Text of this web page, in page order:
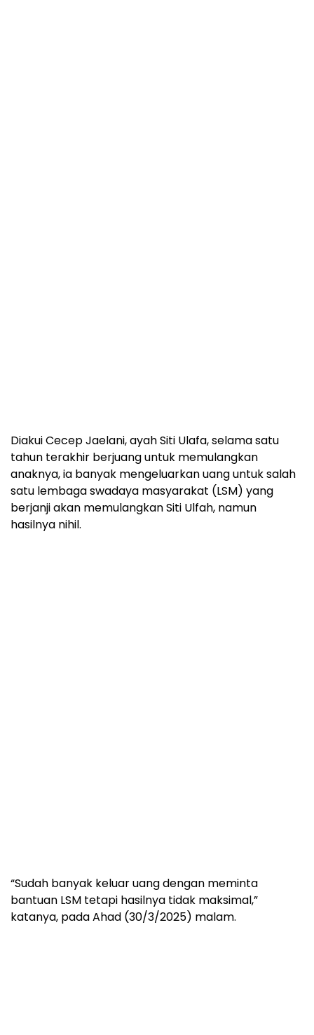
Diakui Cecep Jaelani, ayah Siti Ulafa, selama satu
tahun terakhir berjuang untuk memulangkan
anaknya, ia banyak mengeluarkan uang untuk salah
satu lembaga swadaya masyarakat (LSM) yang
berjanji akan memulangkan Siti Ulfah, namun
hasilnya nihil.
“Sudah banyak keluar uang dengan meminta
bantuan LSM tetapi hasilnya tidak maksimal,”
katanya, pada Ahad (30/3/2025) malam.